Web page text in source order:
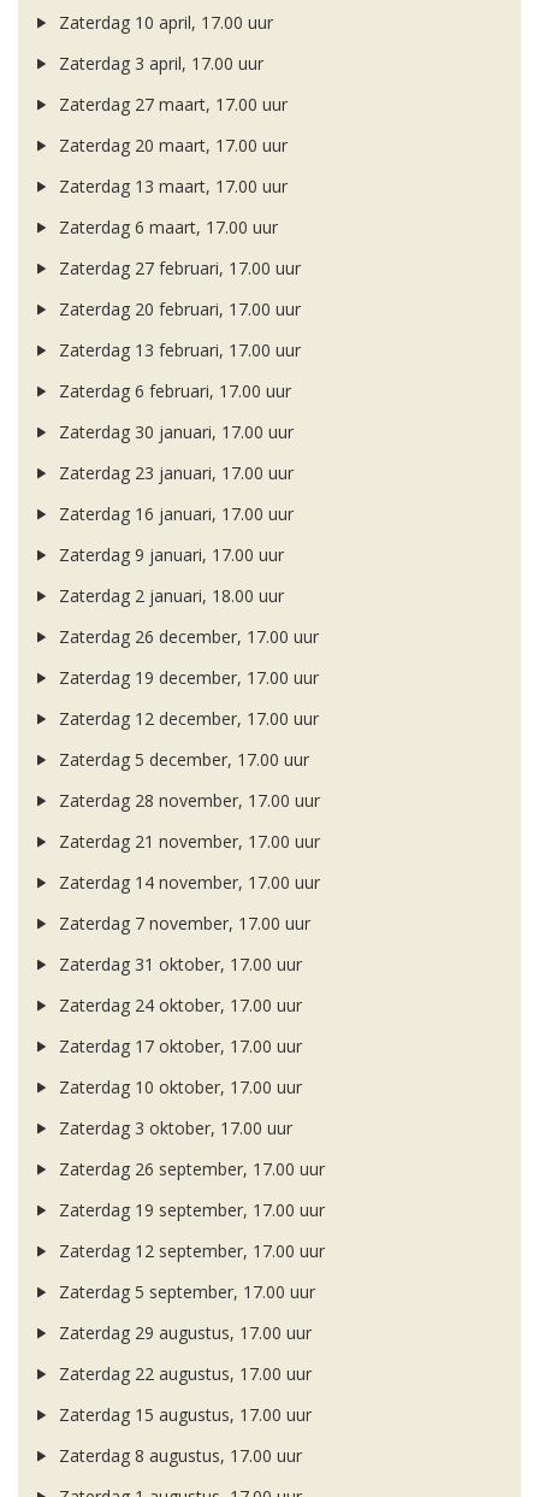
Zaterdag 10 april, 17.00 uur
Zaterdag 3 april, 17.00 uur
Zaterdag 27 maart, 17.00 uur
Zaterdag 20 maart, 17.00 uur
Zaterdag 13 maart, 17.00 uur
Zaterdag 6 maart, 17.00 uur
Zaterdag 27 februari, 17.00 uur
Zaterdag 20 februari, 17.00 uur
Zaterdag 13 februari, 17.00 uur
Zaterdag 6 februari, 17.00 uur
Zaterdag 30 januari, 17.00 uur
Zaterdag 23 januari, 17.00 uur
Zaterdag 16 januari, 17.00 uur
Zaterdag 9 januari, 17.00 uur
Zaterdag 2 januari, 18.00 uur
Zaterdag 26 december, 17.00 uur
Zaterdag 19 december, 17.00 uur
Zaterdag 12 december, 17.00 uur
Zaterdag 5 december, 17.00 uur
Zaterdag 28 november, 17.00 uur
Zaterdag 21 november, 17.00 uur
Zaterdag 14 november, 17.00 uur
Zaterdag 7 november, 17.00 uur
Zaterdag 31 oktober, 17.00 uur
Zaterdag 24 oktober, 17.00 uur
Zaterdag 17 oktober, 17.00 uur
Zaterdag 10 oktober, 17.00 uur
Zaterdag 3 oktober, 17.00 uur
Zaterdag 26 september, 17.00 uur
Zaterdag 19 september, 17.00 uur
Zaterdag 12 september, 17.00 uur
Zaterdag 5 september, 17.00 uur
Zaterdag 29 augustus, 17.00 uur
Zaterdag 22 augustus, 17.00 uur
Zaterdag 15 augustus, 17.00 uur
Zaterdag 8 augustus, 17.00 uur